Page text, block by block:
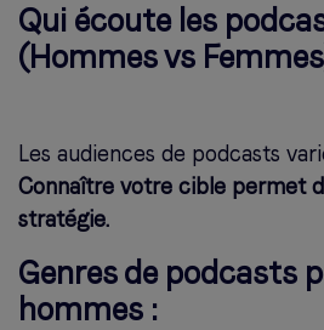
Qui écoute les
(Hommes vs
Les audiences de podcasts
Connaître votre cible permet
stratégie.
Genres de podcasts
hommes :